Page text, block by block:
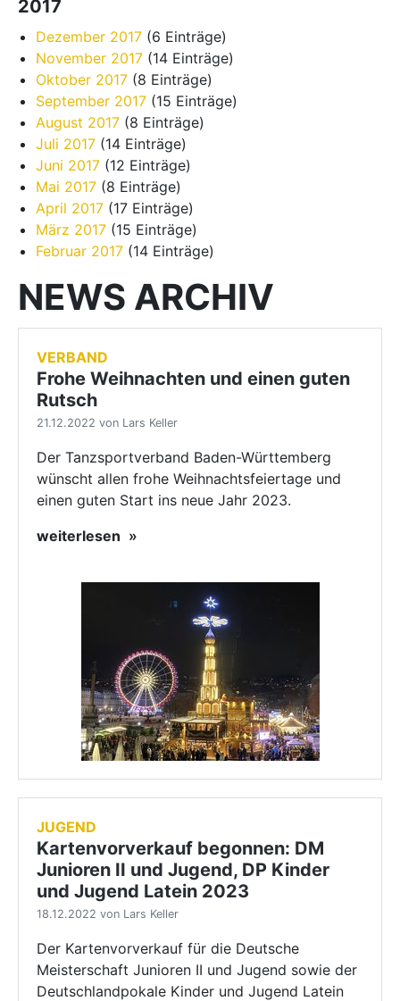
2017
Dezember 2017 (6 Einträge)
November 2017 (14 Einträge)
Oktober 2017 (8 Einträge)
September 2017 (15 Einträge)
August 2017 (8 Einträge)
Juli 2017 (14 Einträge)
Juni 2017 (12 Einträge)
Mai 2017 (8 Einträge)
April 2017 (17 Einträge)
März 2017 (15 Einträge)
Februar 2017 (14 Einträge)
NEWS ARCHIV
VERBAND
Frohe Weihnachten und einen guten
Rutsch
21.12.2022 von Lars Keller
Der Tanzsportverband Baden-Württemberg
wünscht allen frohe Weihnachtsfeiertage und
einen guten Start ins neue Jahr 2023.
weiterlesen
JUGEND
Kartenvorverkauf begonnen: DM
Junioren II und Jugend, DP Kinder
und Jugend Latein 2023
18.12.2022 von Lars Keller
Der Kartenvorverkauf für die Deutsche
Meisterschaft Junioren II und Jugend sowie der
Deutschlandpokale Kinder und Jugend Latein